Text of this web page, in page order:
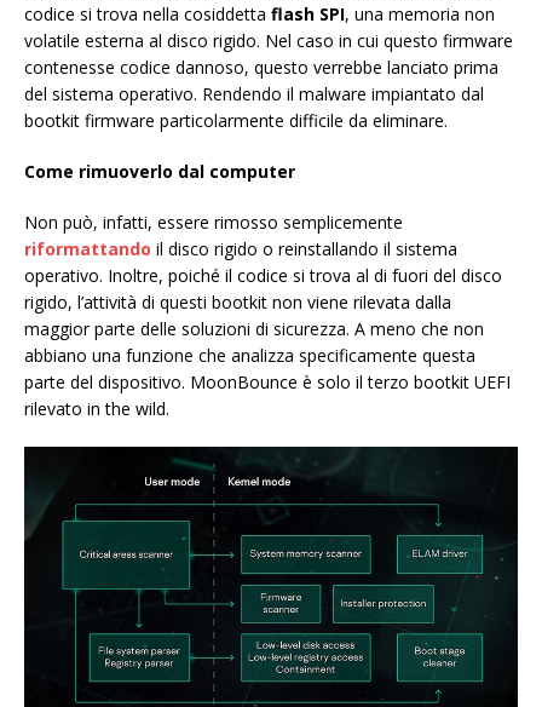
codice si trova nella cosiddetta flash SPI, una memoria non
volatile esterna al disco rigido. Nel caso in cui questo firmware
contenesse codice dannoso, questo verrebbe lanciato prima
del sistema operativo. Rendendo il malware impiantato dal
bootkit firmware particolarmente difficile da eliminare.
Come rimuoverlo dal computer
Non può, infatti, essere rimosso semplicemente
riformattando il disco rigido o reinstallando il sistema
operativo. Inoltre, poiché il codice si trova al di fuori del disco
rigido, l’attività di questi bootkit non viene rilevata dalla
maggior parte delle soluzioni di sicurezza. A meno che non
abbiano una funzione che analizza specificamente questa
parte del dispositivo. MoonBounce è solo il terzo bootkit UEFI
rilevato in the wild.